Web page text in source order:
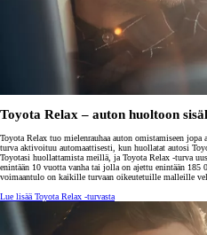
Toyota Relax – auton huoltoon
Toyota Relax tuo mielenrauhaa auton omistamiseen
turva aktivoituu automaattisesti, kun huollatat autosi
Toyotasi huollattamista meillä, ja Toyota Relax -turva
enintään 10 vuotta vanha tai jolla on ajettu enintään 185
voimaantulo on kaikille turvaan oikeutetuille malleille
Lue lisää Toyota Relax -turvasta